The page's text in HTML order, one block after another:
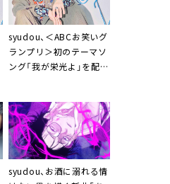
syudou、＜ABCお笑いグ
ランプリ＞初のテーマソ
ング「我が栄光よ」を配信
syudou、お酒に溺れる情